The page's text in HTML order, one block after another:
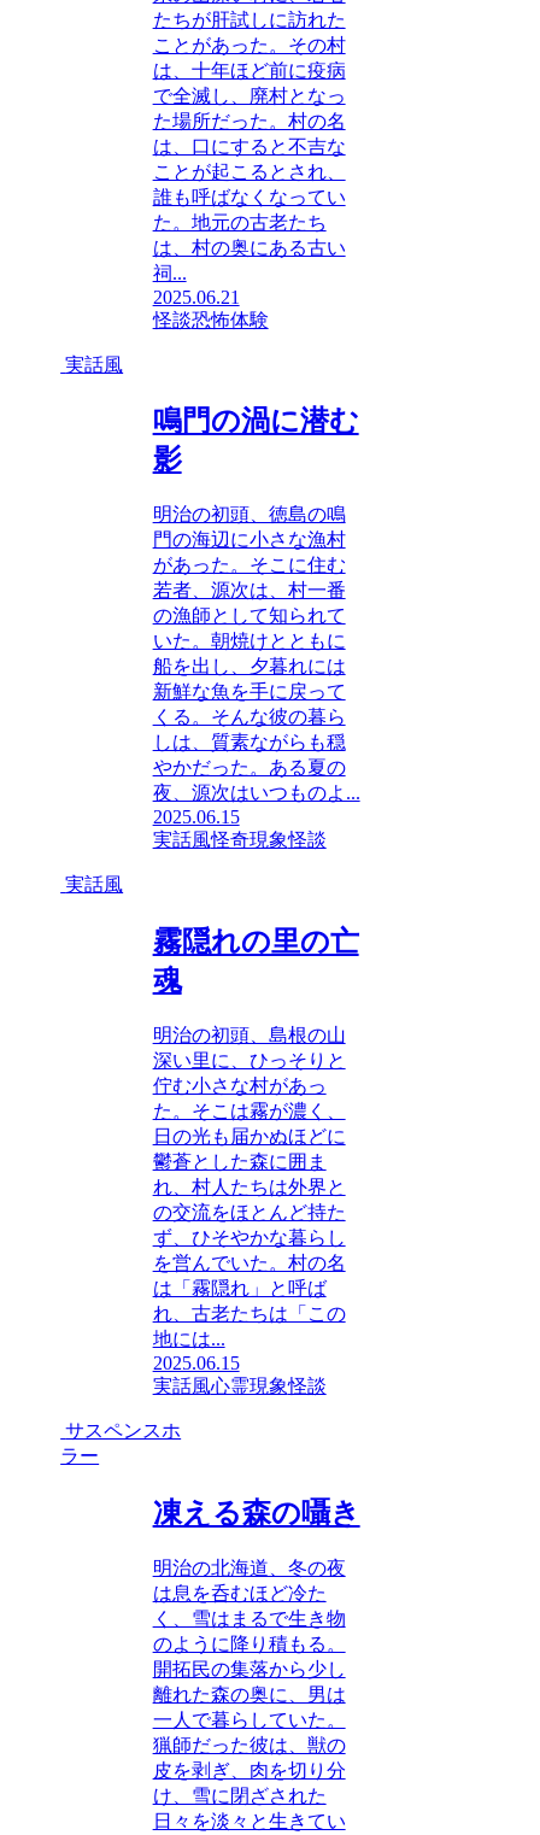
たちが肝試しに訪れた
ことがあった。その村
は、十年ほど前に疫病
で全滅し、廃村となっ
た場所だった。村の名
は、口にすると不吉な
ことが起こるとされ、
誰も呼ばなくなってい
た。地元の古老たち
は、村の奥にある古い
祠...
2025.06.21
怪談恐怖体験
実話風
鳴門の渦に潜む
影
明治の初頭、徳島の鳴
門の海辺に小さな漁村
があった。そこに住む
若者、源次は、村一番
の漁師として知られて
いた。朝焼けとともに
船を出し、夕暮れには
新鮮な魚を手に戻って
くる。そんな彼の暮ら
しは、質素ながらも穏
やかだった。ある夏の
夜、源次はいつものよ...
2025.06.15
実話風怪奇現象怪談
実話風
霧隠れの里の亡
魂
明治の初頭、島根の山
深い里に、ひっそりと
佇む小さな村があっ
た。そこは霧が濃く、
日の光も届かぬほどに
鬱蒼とした森に囲ま
れ、村人たちは外界と
の交流をほとんど持た
ず、ひそやかな暮らし
を営んでいた。村の名
は「霧隠れ」と呼ば
れ、古老たちは「この
地には...
2025.06.15
実話風心霊現象怪談
サスペンスホ
ラー
凍える森の囁き
明治の北海道、冬の夜
は息を呑むほど冷た
く、雪はまるで生き物
のように降り積もる。
開拓民の集落から少し
離れた森の奥に、男は
一人で暮らしていた。
猟師だった彼は、獣の
皮を剥ぎ、肉を切り分
け、雪に閉ざされた
日々を淡々と生きてい